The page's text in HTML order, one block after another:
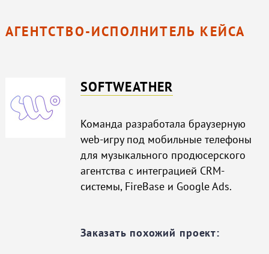
АГЕНТСТВО-ИСПОЛНИТЕЛЬ КЕЙСА
SOFTWEATHER
Команда разработала браузерную
web-игру под мобильные телефоны
для музыкального продюсерского
агентства с интеграцией CRM-
системы, FireBase и Google Ads.
Заказать похожий проект: